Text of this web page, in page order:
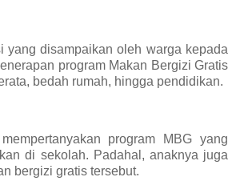
yang disampaikan oleh warga kepada
program Makan Bergizi Gratis
bedah rumah, hingga pendidikan.
program MBG yang
di sekolah. Padahal, anaknya juga
bergizi gratis tersebut.